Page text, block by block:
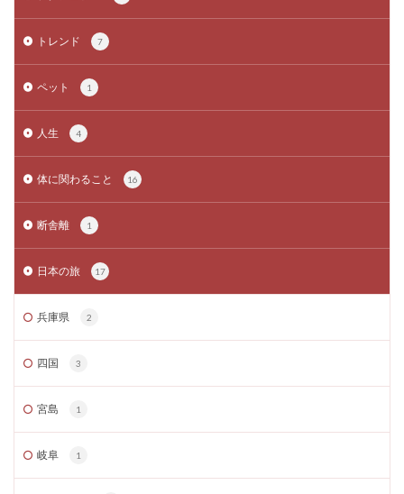
トレンド 7
ペット 1
人生 4
体に関わること 16
断舎離 1
日本の旅 17
兵庫県 2
四国 3
宮島 1
岐阜 1